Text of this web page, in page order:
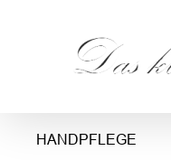
HANDPFLEGE